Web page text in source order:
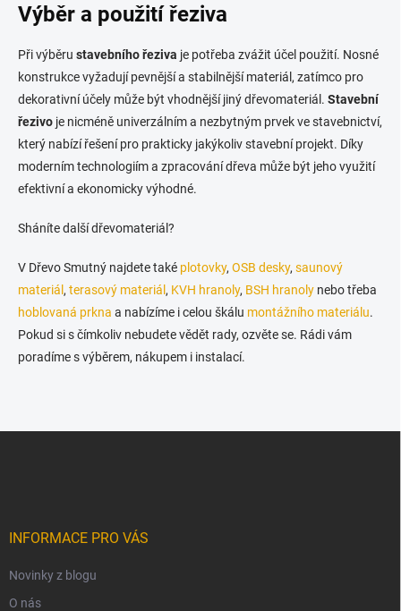
Výběr a použití řeziva
Při výběru stavebního řeziva je potřeba zvážit účel použití. Nosné
konstrukce vyžadují pevnější a stabilnější materiál, zatímco pro
dekorativní účely může být vhodnější jiný dřevomateriál. Stavební
řezivo je nicméně univerzálním a nezbytným prvek ve stavebnictví,
který nabízí řešení pro prakticky jakýkoliv stavební projekt. Díky
moderním technologiím a zpracování dřeva může být jeho využití
efektivní a ekonomicky výhodné.
Sháníte další dřevomateriál?
V Dřevo Smutný najdete také plotovky, OSB desky, saunový
materiál , terasový materiál , KVH hranoly, BSH hranoly nebo třeba
hoblovaná prkna a nabízíme i celou škálu montážního materiálu.
Pokud si s čímkoliv nebudete vědět rady, ozvěte se. Rádi vám
poradíme s výběrem, nákupem i instalací.
INFORMACE PRO VÁS
Novinky z blogu
O nás